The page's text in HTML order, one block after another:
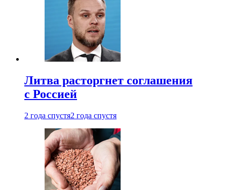
Литва расторгнет соглашения
с Россией
2 года спустя2 года спустя